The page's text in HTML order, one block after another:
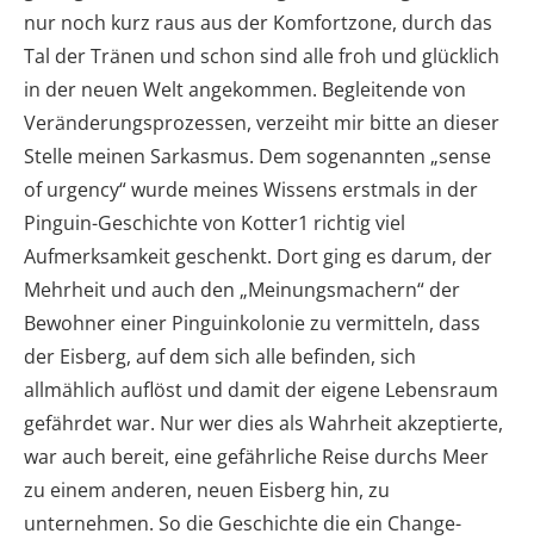
nur noch kurz raus aus der Komfortzone, durch das
Tal der Tränen und schon sind alle froh und glücklich
in der neuen Welt angekommen. Begleitende von
Veränderungsprozessen, verzeiht mir bitte an dieser
Stelle meinen Sarkasmus. Dem sogenannten „sense
of urgency“ wurde meines Wissens erstmals in der
Pinguin-Geschichte von Kotter1 richtig viel
Aufmerksamkeit geschenkt. Dort ging es darum, der
Mehrheit und auch den „Meinungsmachern“ der
Bewohner einer Pinguinkolonie zu vermitteln, dass
der Eisberg, auf dem sich alle befinden, sich
allmählich auflöst und damit der eigene Lebensraum
gefährdet war. Nur wer dies als Wahrheit akzeptierte,
war auch bereit, eine gefährliche Reise durchs Meer
zu einem anderen, neuen Eisberg hin, zu
unternehmen. So die Geschichte die ein Change-